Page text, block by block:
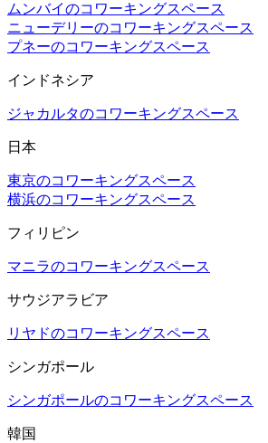
ムンバイのコワーキングスペース
ニューデリーのコワーキングスペース
プネーのコワーキングスペース
インドネシア
ジャカルタのコワーキングスペース
日本
東京のコワーキングスペース
横浜のコワーキングスペース
フィリピン
マニラのコワーキングスペース
サウジアラビア
リヤドのコワーキングスペース
シンガポール
シンガポールのコワーキングスペース
韓国